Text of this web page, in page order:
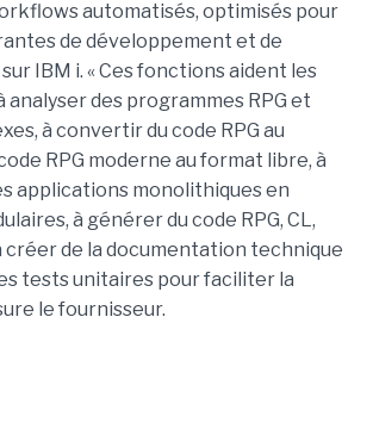
automatisés, optimisés pour
de développement et de
IBM i. « Ces fonctions aident les
analyser des programmes RPG et
à convertir du code RPG au
RPG moderne au format libre, à
applications monolithiques en
à générer du code RPG, CL,
créer de la documentation technique
tests unitaires pour faciliter la
le fournisseur.